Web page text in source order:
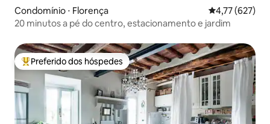
Condomínio ⋅ Florença 4,77 de uma
4,77 (627)
20 minutos a pé do centro, estacionamento e jardim
Entre os melhores preferidos dos hóspedes
Preferido dos hóspedes